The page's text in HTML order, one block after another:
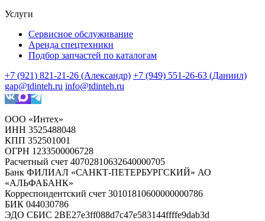
Услуги
Сервисное обслуживание
Аренда спецтехники
Подбор запчастей по каталогам
+7 (921) 821-21-26 (Александр) +7 (949) 551-26-63 (Даниил)
gap@tdinteh.ru info@tdinteh.ru
ООО «Интех»
ИНН 3525488048
КПП 352501001
ОГРН 1233500006728
Расчетный счет 40702810632640000705
Банк ФИЛИАЛ «САНКТ-ПЕТЕРБУРГСКИЙ» АО
«АЛЬФАБАНК»
Корреспондентский счет 30101810600000000786
БИК 044030786
ЭДО СБИС 2BE27e3ff088d7c47e583144ffffe9dab3d